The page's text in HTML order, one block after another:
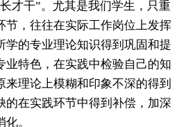
才干”。尤其是我们学生，只重
节，往往在实际工作岗位上发挥
学的专业理论知识得到巩固和提
业特色，在实践中检验自己的知
理论上模糊和印象不深的得到
的在实践环节中得到补偿，加深
。